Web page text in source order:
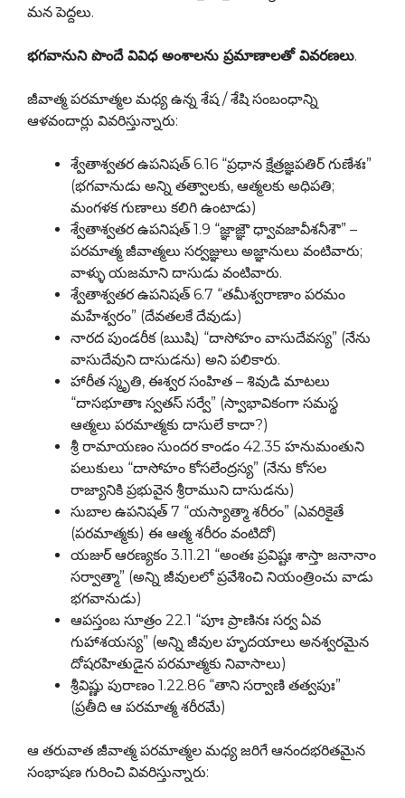
మన పెద్దలు.
భగవానుని పొందే వివిధ అంశాలను ప్రమాణాలతో వివరణలు.
జీవాత్మ పరమాత్మల మధ్య ఉన్న శేష / శేషి సంబంధాన్ని
ఆళవందార్లు వివరిస్తున్నారు:
శ్వేతాశ్వతర ఉపనిషత్ 6.16 “ప్రధాన క్షేత్రజ్ఞపతిర్ గుణేశః”
(భగవానుడు అన్ని తత్వాలకు, ఆత్మలకు అధిపతి;
మంగళక గుణాలు కలిగి ఉంటాడు)
శ్వేతాశ్వతర ఉపనిషత్ 1.9 “జ్ఞాజ్ఞౌ ధ్వావజావీశనీశౌ” –
పరమాత్మ జీవాత్మలు సర్వజ్ఞులు అజ్ఞానులు వంటివారు;
వాళ్ళు యజమాని దాసుడు వంటివారు.
శ్వేతాశ్వతర ఉపనిషత్ 6.7 “తమీశ్వరాణాం పరమం
మహేశ్వరం” (దేవతలకే దేవుడు)
నారద పుండరీక (ఋషి) “దాసోహం వాసుదేవస్య” (నేను
వాసుదేవుని దాసుడను) అని పలికారు.
హారీత స్మృతి, ఈశ్వర సంహిత – శివుడి మాటలు
“దాసభూతాః స్వతస్ సర్వే” (స్వాభావికంగా సమస్థ
ఆత్మలు పరమాత్మకు దాసులే కాదా?)
శ్రీ రామాయణం సుందర కాండం 42.35 హనుమంతుని
పలుకులు “దాసోహం కోసలేంద్రస్య” (నేను కోసల
రాజ్యానికి ప్రభువైన శ్రీరాముని దాసుడను)
సుబాల ఉపనిషత్ 7 “యస్యాత్మా శరీరం” (ఎవరికైతే
(పరమాత్మకు) ఈ ఆత్మ శరీరం వంటిదో)
యజుర్ ఆరణ్యకం 3.11.21 “అంతః ప్రవిష్టః శాస్తా జనానాం
సర్వాత్మా” (అన్ని జీవులలో ప్రవేశించి నియంత్రించు వాడు
భగవానుడు)
ఆపస్తంబ సూత్రం 22.1 “పూః ప్రాణినః సర్వ ఏవ
గుహాశయస్య” (అన్ని జీవుల హృదయాలు అనశ్వరమైన
దోషరహితుడైన పరమాత్మకు నివాసాలు)
శ్రీవిష్ణు పురాణం 1.22.86 “తాని సర్వాణి తత్వపుః”
(ప్రతీది ఆ పరమాత్మ శరీరమే)
ఆ తరువాత జీవాత్మ పరమాత్మల మధ్య జరిగే ఆనందభరితమైన
సంభాషణ గురించి వివరిస్తున్నారు: